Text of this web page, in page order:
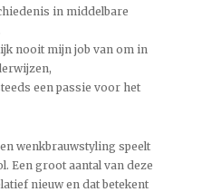
in middelbare
nooit mijn job van om in
een passie voor het
wenkbrauwstyling speelt
Een groot aantal van deze
nieuw en dat betekent